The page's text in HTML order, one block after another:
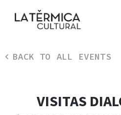
BACK TO ALL EVENTS
VISITAS